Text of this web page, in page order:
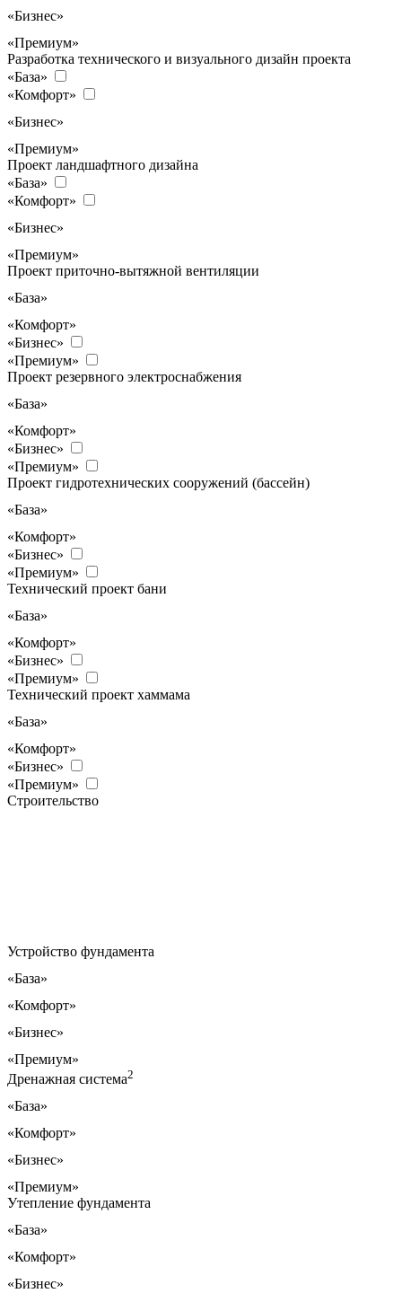
«Бизнес»
«Премиум»
Разработка технического и визуального дизайн проекта
«База»
«Комфорт»
«Бизнес»
«Премиум»
Проект ландшафтного дизайна
«База»
«Комфорт»
«Бизнес»
«Премиум»
Проект приточно-вытяжной вентиляции
«База»
«Комфорт»
«Бизнес»
«Премиум»
Проект резервного электроснабжения
«База»
«Комфорт»
«Бизнес»
«Премиум»
Проект гидротехнических сооружений (бассейн)
«База»
«Комфорт»
«Бизнес»
«Премиум»
Технический проект бани
«База»
«Комфорт»
«Бизнес»
«Премиум»
Технический проект хаммама
«База»
«Комфорт»
«Бизнес»
«Премиум»
Строительство
Устройство фундамента
«База»
«Комфорт»
«Бизнес»
«Премиум»
Дренажная система2
«База»
«Комфорт»
«Бизнес»
«Премиум»
Утепление фундамента
«База»
«Комфорт»
«Бизнес»